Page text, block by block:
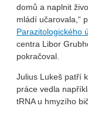
domů a naplnit
mládí učarovala,“
Parazitologického
centra Libor
pokračoval.
Julius Lukeš patří
práce vedla
tRNA u hmyzího